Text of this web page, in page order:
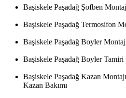
Başiskele Paşadağ Şofben
Başiskele Paşadağ Termosifon
Başiskele Paşadağ Boyler
Başiskele Paşadağ Boyler Tamiri
Başiskele Paşadağ Kazan
Kazan Bakımı